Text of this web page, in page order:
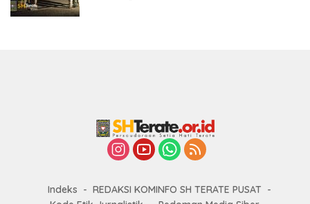
Indeks
REDAKSI KOMINFO SH TERATE PUSAT